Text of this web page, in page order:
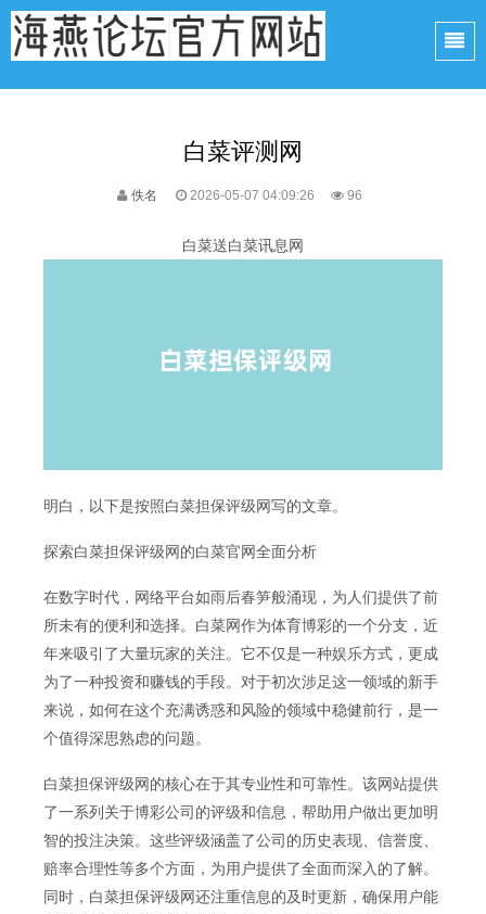
白菜评测网
佚名 2026-05-07 04:09:26 96
白菜送白菜讯息网
明白，以下是按照白菜担保评级网写的文章。
探索白菜担保评级网的白菜官网全面分析
在数字时代，网络平台如雨后春笋般涌现，为人们提供了前
所未有的便利和选择。白菜网作为体育博彩的一个分支，近
年来吸引了大量玩家的关注。它不仅是一种娱乐方式，更成
为了一种投资和赚钱的手段。对于初次涉足这一领域的新手
来说，如何在这个充满诱惑和风险的领域中稳健前行，是一
个值得深思熟虑的问题。
白菜担保评级网的核心在于其专业性和可靠性。该网站提供
了一系列关于博彩公司的评级和信息，帮助用户做出更加明
智的投注决策。这些评级涵盖了公司的历史表现、信誉度、
赔率合理性等多个方面，为用户提供了全面而深入的了解。
同时，白菜担保评级网还注重信息的及时更新，确保用户能